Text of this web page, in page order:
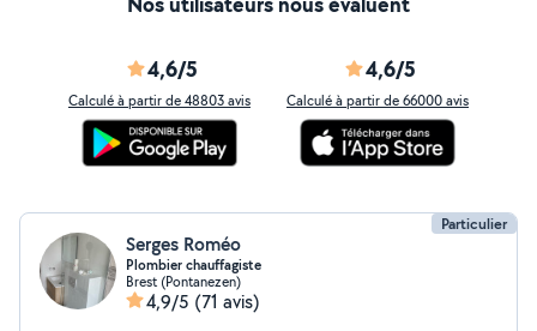
4,6/5
Calculé à partir de 48803 avis
4,6/5
Calculé à partir de 66000 avis
Particulier
Serges Roméo
Plombier chauffagiste
Brest (Pontanezen)
4,9/5 (71 avis)